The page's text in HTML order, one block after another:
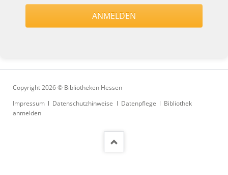
Copyright 2026 © Bibliotheken Hessen
Navigation
überspringen
Impressum Datenschutzhinweise Datenpflege
Bibliothek
anmelden